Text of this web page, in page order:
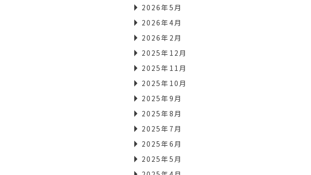
2026年5月
2026年4月
2026年2月
2025年12月
2025年11月
2025年10月
2025年9月
2025年8月
2025年7月
2025年6月
2025年5月